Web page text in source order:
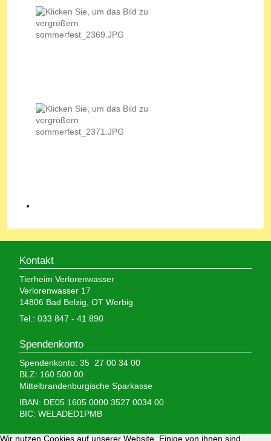
Kontakt
Tierheim Verlorenwasser
Verlorenwasser 17
14806 Bad Belzig, OT Werbig
Tel.: 033 847 - 41 890
Spendenkonto
Spendenkonto: 35 27 00 34 00
BLZ: 160 500 00
Mittelbrandenburgische Sparkasse
IBAN: DE05 1605 0000 3527 0034 00
BIC: WELADED1PMB
Wir nutzen Cookies auf unserer Website. Einige von ihnen sind